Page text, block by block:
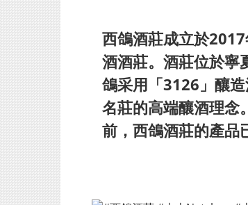
西鴿酒莊成立於
酒酒莊。酒莊位於寧
鴿采用「3126」釀
名莊的高端釀酒理念
前，西鴿酒莊的產品